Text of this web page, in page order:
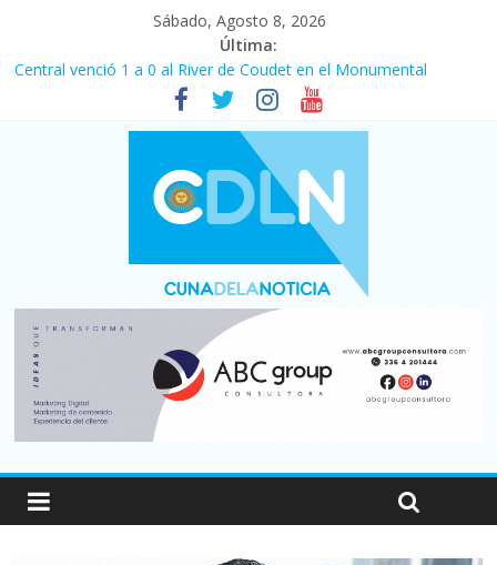
Sábado, Agosto 8, 2026
Última:
Central venció 1 a 0 al River de Coudet en el Monumental
La morosidad alcanzó su nivel más alto en dos décadas y ya
afecta a 400 mil deudores en Santa Fe
Desde que asumió Milei cerraron 41.000 kioscos: el sector
denuncia crisis como en 2001
Vacaciones de invierno con más movimiento y consumo
turístico: 4,6 millones de personas viajaron por el país, un 5,9%
Fuerte caída de la venta de autos usados en julio: bajó un 12,6%